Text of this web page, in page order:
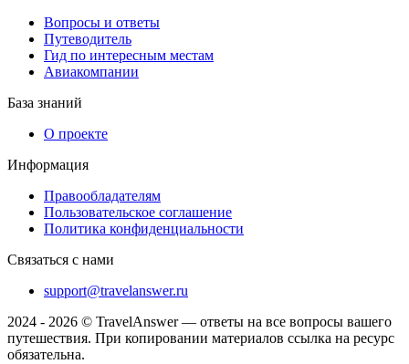
Вопросы и ответы
Путеводитель
Гид по интересным местам
Авиакомпании
База знаний
О проекте
Информация
Правообладателям
Пользовательское соглашение
Политика конфиденциальности
Связаться с нами
support@travelanswer.ru
2024 - 2026 © TravelAnswer — ответы на все вопросы вашего
путешествия. При копировании материалов ссылка на ресурс
обязательна.